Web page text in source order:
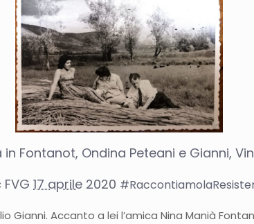
in Fontanot, Ondina Peteani e Gianni,
17 aprile 2020 #
Accanto a lei l’amica Nina Manià